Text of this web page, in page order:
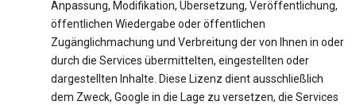
Anpassung, Modifikation, Übersetzung, Veröffentlichung,
öffentlichen Wiedergabe oder öffentlichen
Zugänglichmachung und Verbreitung der von Ihnen in oder
durch die Services übermittelten, eingestellten oder
dargestellten Inhalte. Diese Lizenz dient ausschließlich
dem Zweck, Google in die Lage zu versetzen, die Services